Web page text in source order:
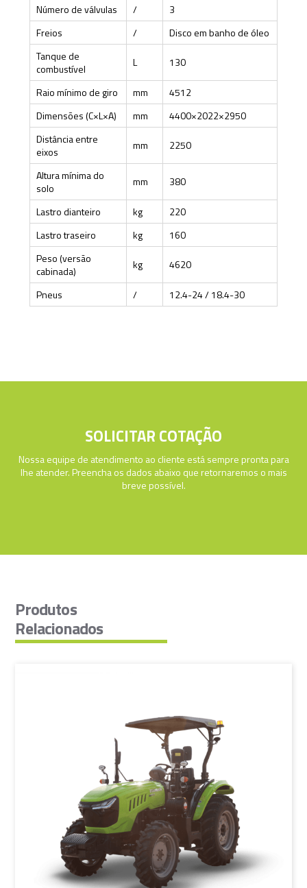
Número de válvulas /
3
Freios
/
Disco em banho de óleo
Tanque de
combustível
L 130
Raio mínimo de giro mm
4512
Dimensões (C×L×A)
mm
4400×2022×2950
Distância entre
eixos
mm 2250
Altura mínima do
solo
mm 380
Lastro dianteiro kg
220
Lastro traseiro
kg
160
Peso (versão
cabinada)
kg 4620
Pneus / 12.4-24 / 18.4-30
SOLICITAR COTAÇÃO
Nossa equipe de atendimento ao cliente está sempre pronta para
lhe atender. Preencha os dados abaixo que retornaremos o mais
breve possível.
Produtos
Relacionados